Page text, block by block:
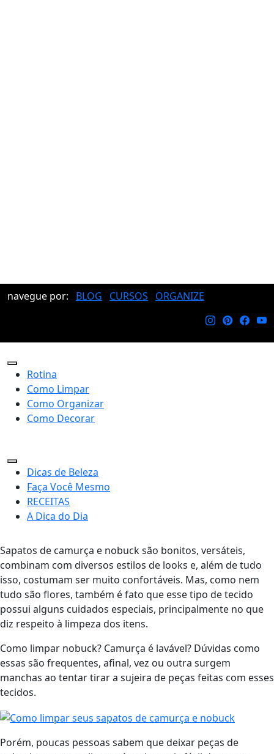
navegue por: BLOG CURSOS ORGANIZE
Rotina
Como Limpar
Como Organizar
Como Decorar
Dicas de Beleza
Faça Você Mesmo
RECEITAS
A Dica do Dia
Sapatos de camurça e nobuck são bonitos, versáteis,
combinam com diversos estilos de looks e, além de tudo
isso, costumam ser muito confortáveis. Mas, como nem
tudo são flores, também é fato que esse tipo de tecido
possui alguns cuidados especiais, principalmente no que
diz respeito à limpeza dos itens.
Como limpar nobuck? Camurça é lavável? Dúvidas como
essas são frequentes, afinal, vez ou outra surgem
manchas ao tentar tirar a sujeira de peças feitas com esses
tecidos.
Porém, poucas pessoas sabem que deixar peças de